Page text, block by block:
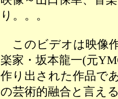
り。。。
このビデオは映像
楽家・坂本龍一(元
作り出された作品で
の芸術的融合と言え